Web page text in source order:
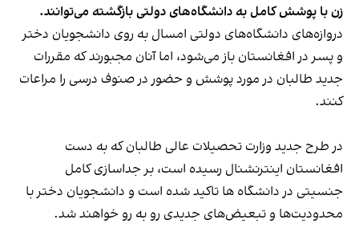
زن با پوشش کامل به دانشگاه‌های دولتی بازگشته می‌توانند.
دروازه‌های دانشگاه‌های دولتی امسال به روی دانشجویان دختر
و پسر در افغانستان باز می‌شود، اما آنان مجبورند که مقررات
جدید طالبان در مورد پوشش و حضور در صنوف درسی را مراعات
کنند.
در طرح جدید وزارت تحصیلات عالی طالبان که به دست
افغانستان اینترنشنال رسیده است، بر جداسازی کامل
جنسیتی در دانشگاه ها تاکید شده است و دانشجویان دختر با
محدودیت‌ها و تبعیض‌های جدیدی رو به رو خواهند شد.